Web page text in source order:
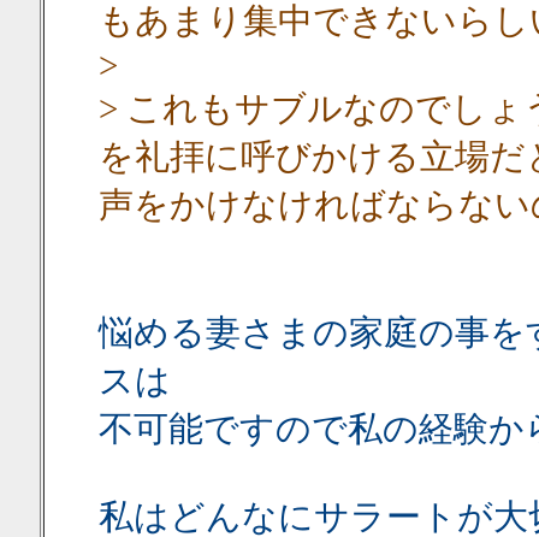
もあまり集中できないら
>
> これもサブルなのでしょ
を礼拝に呼びかける立場
声をかけなければならな
悩める妻さまの家庭の事
スは
不可能ですので私の経験か
私はどんなにサラートが